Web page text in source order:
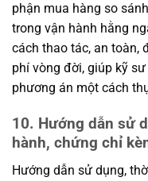
phận mua hàng so
trong vận hành hằng
cách thao tác, an toàn,
phí vòng đời, giúp kỹ
phương án một cách
10. Hướng dẫn sử
hành, chứng chỉ
Hướng dẫn sử dụng,